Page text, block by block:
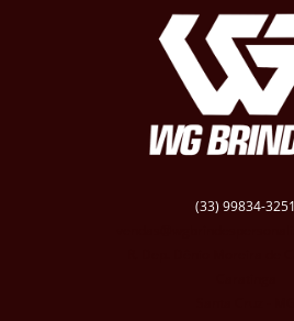
(33) 99834-3251